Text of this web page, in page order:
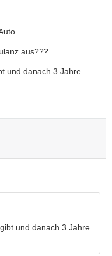
aus???
und danach 3 Jahre
und danach 3 Jahre